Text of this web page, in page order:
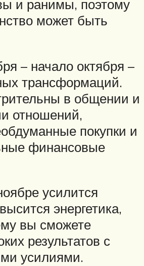
и ранимы, поэтому
может быть
– начало октября –
трансформаций.
в общении и
отношений,
покупки и
финансовые
усилится
энергетика,
вы сможете
результатов с
усилиями.